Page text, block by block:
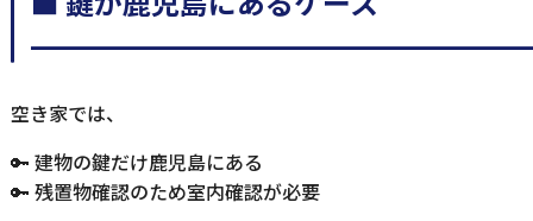
空き家では、
🔑 建物の鍵だけ鹿児島にある
🔑 残置物確認のため室内確認が必要